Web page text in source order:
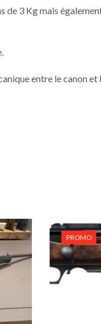
de 3 Kg mais
entre le canon
PROMO